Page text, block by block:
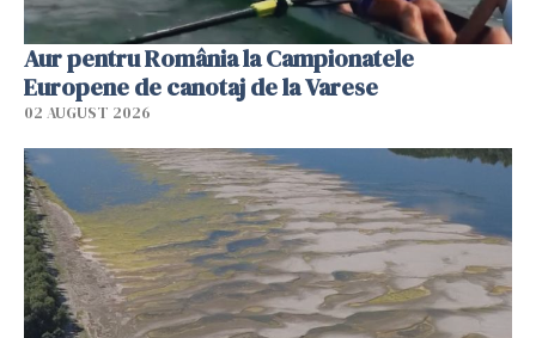
Aur pentru România la Campionatele
Europene de canotaj de la Varese
02 AUGUST 2026